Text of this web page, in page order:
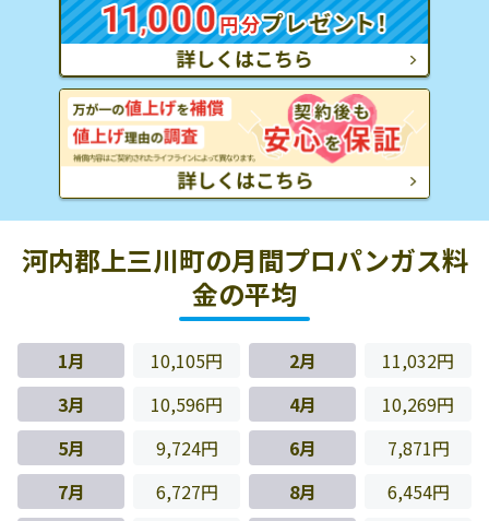
河内郡上三川町の月間プロパンガス料
金の平均
1月 10,105円 2月
11,032円
3月
10,596円 4月
10,269円
5月
9,724円 6月
7,871円
7月
6,727円 8月
6,454円